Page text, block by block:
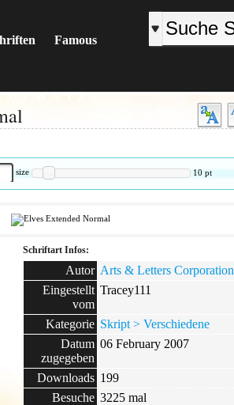
Famous
U V W X Y Z #
size 10 pt
Schriftart Infos:
Autor Arts & Letters Corporation
Eingestellt
vom
Tracey111
Kategorie Skript > Verschiedene
Datum
zugegeben
06 February 2007
Downloads 199
Besuche 3225 mal